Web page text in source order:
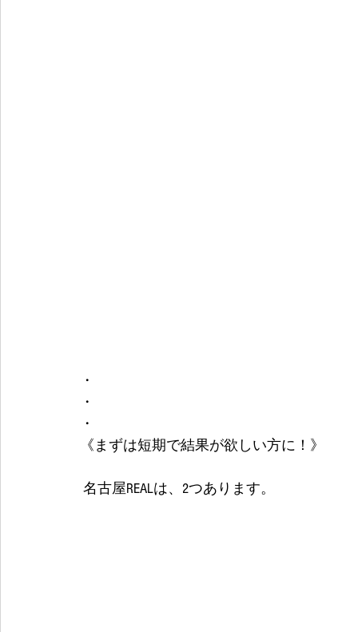
・
・
・
《まずは短期で結果が欲しい方に！》
名古屋REALは、2つあります。